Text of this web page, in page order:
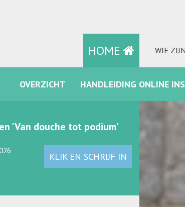
HOME WIE
OVERZICHT HANDLEIDING ONLINE
'Van douche tot podium'
KLIK EN SCHRIJF IN